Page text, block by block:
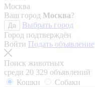
Москва
Ваш город Москва?
Да
Выбрать город
Город подтверждён
Войти Подать объявление
Поиск животных
среди 20 329 объявлений
Кошки
Собаки